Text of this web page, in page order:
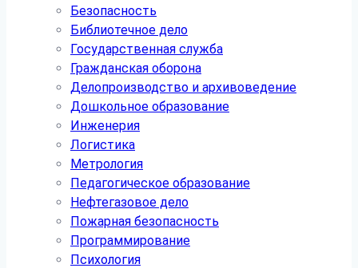
Безопасность
Библиотечное дело
Государственная служба
Гражданская оборона
Делопроизводство и архивоведение
Дошкольное образование
Инженерия
Логистика
Метрология
Педагогическое образование
Нефтегазовое дело
Пожарная безопасность
Программирование
Психология